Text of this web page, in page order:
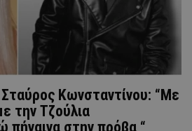
Κωνσταντίνου: “Με
την Τζούλια
πήγαινα στην πρόβα “